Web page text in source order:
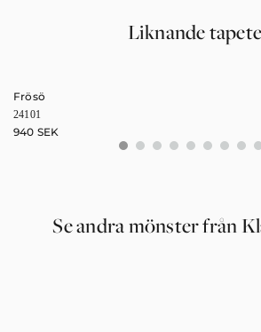
Liknande
Frösö
24101
940 SEK
0 1 2 3 4 5 6 7
Se andra mönster från